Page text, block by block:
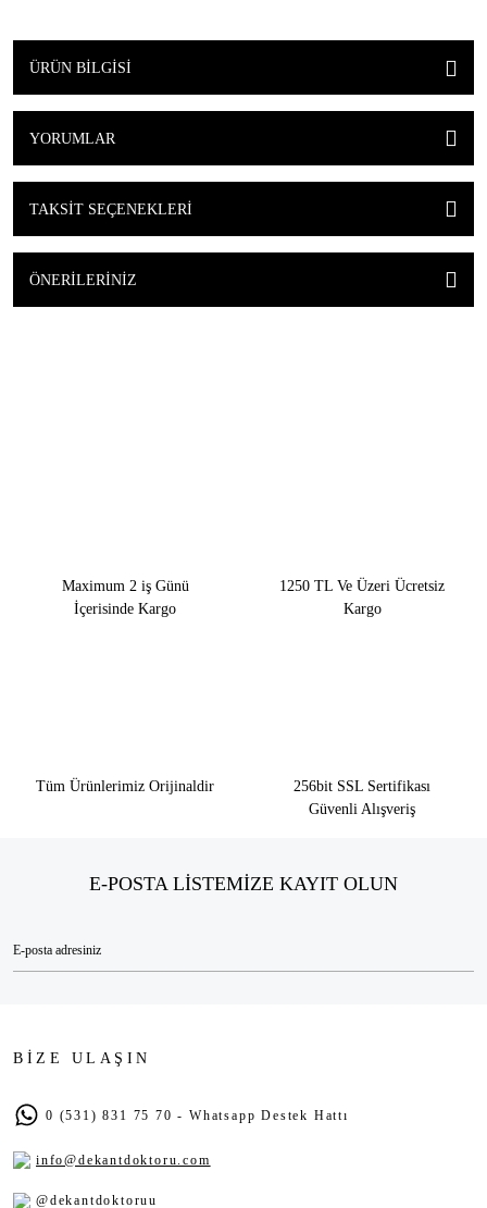
ÜRÜN BILGISI
YORUMLAR
TAKSIT SEÇENEKLERI
ÖNERILERINIZ
Maximum 2 iş Günü
İçerisinde Kargo
1250 TL Ve Üzeri Ücretsiz
Kargo
Tüm Ürünlerimiz Orijinaldir
256bit SSL Sertifikası
Güvenli Alışveriş
E-POSTA LİSTEMİZE KAYIT OLUN
BİZE ULAŞIN
0 (531) 831 75 70 - Whatsapp Destek Hattı
info@dekantdoktoru.com
@dekantdoktoruu